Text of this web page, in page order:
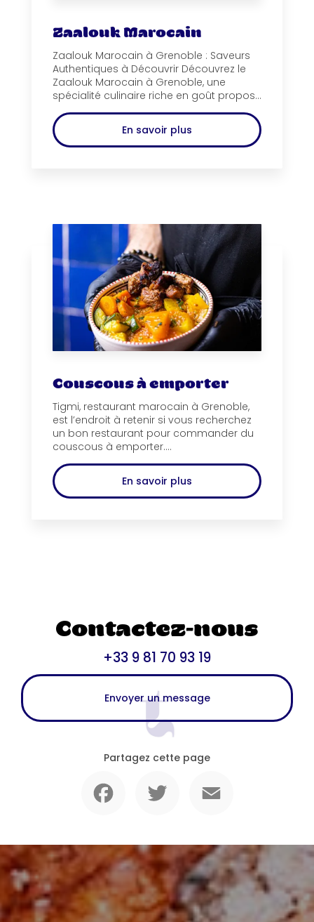
Zaalouk Marocain
Zaalouk Marocain à Grenoble : Saveurs
Authentiques à Découvrir Découvrez le
Zaalouk Marocain à Grenoble, une
spécialité culinaire riche en goût propos...
En savoir plus
Couscous à emporter
Tigmi, restaurant marocain à Grenoble,
est l’endroit à retenir si vous recherchez
un bon restaurant pour commander du
couscous à emporter....
En savoir plus
Contactez-nous
+33 9 81 70 93 19
Envoyer un message
Partagez cette page